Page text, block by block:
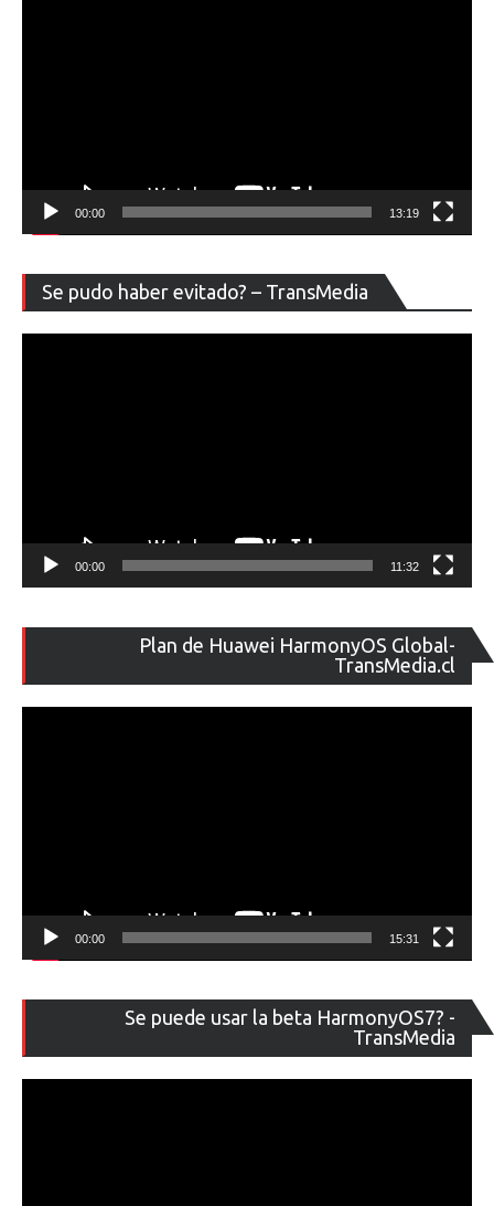
00:00 13:19
Se pudo haber evitado? – TransMedia
de
00:00 11:32
Plan de Huawei HarmonyOS Global-
TransMedia.cl
de
00:00 15:31
Se puede usar la beta HarmonyOS7? -
TransMedia
de